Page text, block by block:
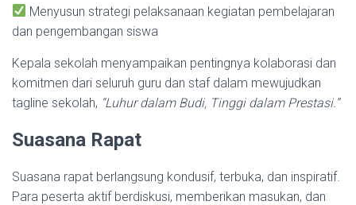
Menyusun strategi pelaksanaan kegiatan pembelajaran
dan pengembangan siswa
Kepala sekolah menyampaikan pentingnya kolaborasi dan
komitmen dari seluruh guru dan staf dalam mewujudkan
tagline sekolah, “Luhur dalam Budi, Tinggi dalam Prestasi.”
Suasana Rapat
Suasana rapat berlangsung kondusif, terbuka, dan inspiratif.
Para peserta aktif berdiskusi, memberikan masukan, dan